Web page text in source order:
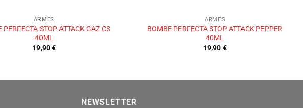
ARMES
PERFECTA STOP ATTACK GAZ CS
40ML
19,90€
ARMES
BOMBE PERFECTA STOP ATTACK PEPPER
40ML
19,90€
NEWSLETTER